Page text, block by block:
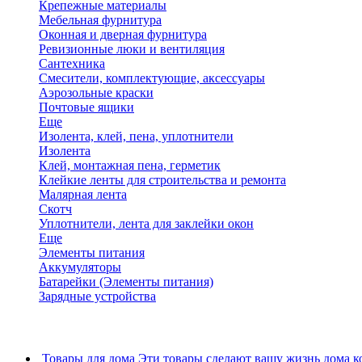
Крепежные материалы
Мебельная фурнитура
Оконная и дверная фурнитура
Ревизионные люки и вентиляция
Сантехника
Смесители, комплектующие, аксессуары
Аэрозольные краски
Почтовые ящики
Еще
Изолента, клей, пена, уплотнители
Изолента
Клей, монтажная пена, герметик
Клейкие ленты для строительства и ремонта
Малярная лента
Скотч
Уплотнители, лента для заклейки окон
Еще
Элементы питания
Аккумуляторы
Батарейки (Элементы питания)
Зарядные устройства
Товары для дома Эти товары сделают вашу жизнь дома